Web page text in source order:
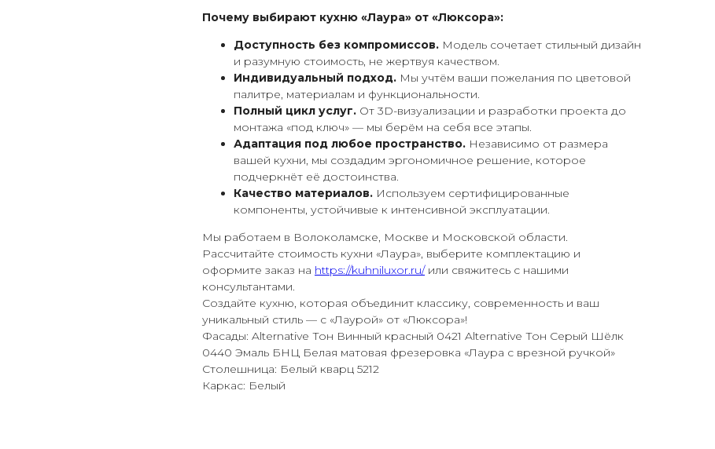
Почему выбирают кухню «Лаура» от «Люксора»:
Доступность без компромиссов. Модель сочетает стильный дизайн
и разумную стоимость, не жертвуя качеством.
Индивидуальный подход. Мы учтём ваши пожелания по цветовой
палитре, материалам и функциональности.
Полный цикл услуг. От 3D-визуализации и разработки проекта до
монтажа «под ключ» — мы берём на себя все этапы.
Адаптация под любое пространство. Независимо от размера
вашей кухни, мы создадим эргономичное решение, которое
подчеркнёт её достоинства.
Качество материалов. Используем сертифицированные
компоненты, устойчивые к интенсивной эксплуатации.
Мы работаем в Волоколамске, Москве и Московской области.
Рассчитайте стоимость кухни «Лаура», выберите комплектацию и
оформите заказ на https://kuhniluxor.ru/или свяжитесь с нашими
консультантами.
Создайте кухню, которая объединит классику, современность и ваш
уникальный стиль — с «Лаурой» от «Люксора»!
Фасады: Alternative Тон Винный красный 0421 Alternative Тон Серый Шёлк
0440 Эмаль БНЦ Белая матовая фрезеровка «Лаура с врезной ручкой»
Столешница: Белый кварц 5212
Каркас: Белый